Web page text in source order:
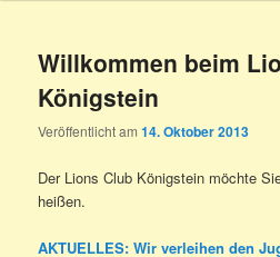
Willkommen beim
Königstein
Veröffentlicht am14. Oktober 2013
Der Lions Club Königstein möchte
heißen.
AKTUELLES: Wir verleihen den